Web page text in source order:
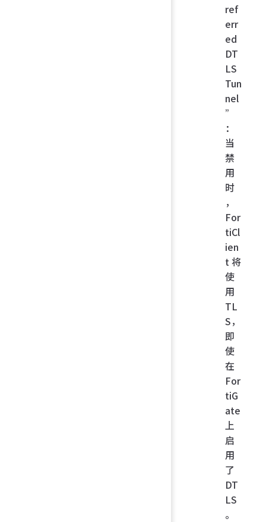
ref
err
ed
DT
LS
Tun
nel
”
：
当
禁
用
时
，
For
tiCl
ien
t 将
使
用
TL
S，
即
使
在
For
tiG
ate
上
启
用
了
DT
LS
。